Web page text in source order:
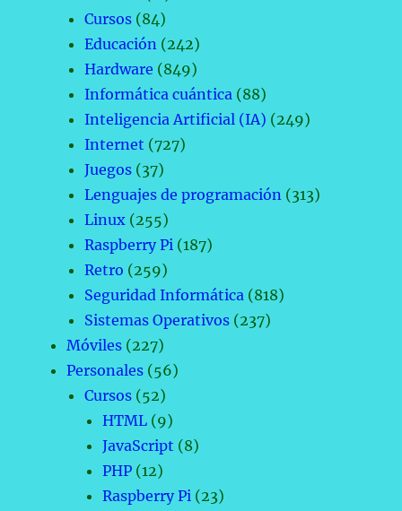
Cursos (84)
Educación (242)
Hardware (849)
Informática cuántica (88)
Inteligencia Artificial (IA) (249)
Internet (727)
Juegos (37)
Lenguajes de programación (313)
Linux (255)
Raspberry Pi (187)
Retro (259)
Seguridad Informática (818)
Sistemas Operativos (237)
Móviles (227)
Personales (56)
Cursos (52)
HTML (9)
JavaScript (8)
PHP (12)
Raspberry Pi (23)